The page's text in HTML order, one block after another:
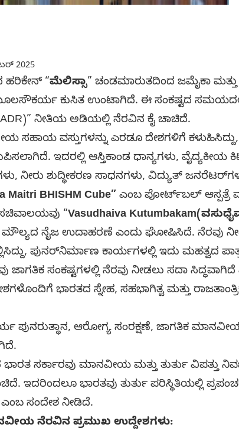
2025
ಹರಿಕೇನ್ “ಮೆಲಿಸ್ಸಾ” ಚಂಡಮಾರುತದಿಂದ ಜಮೈಕಾ ಮತ್ತು
ಮೂಲಸೌಕರ್ಯ ಕುಸಿತ ಉಂಟಾಗಿದೆ. ಈ ಸಂಕಷ್ಟದ
ನೀತಿಯ ಅಡಿಯಲ್ಲಿ ನೆರವಿನ ಕೈ ಚಾಚಿದೆ.
ಸಹಾಯ ವಸ್ತುಗಳನ್ನು ಎರಡೂ ದೇಶಗಳಿಗೆ
ಇದರಲ್ಲಿ ಆಸ್ತಿಕಾಂಡ ಧಾನ್ಯಗಳು,
ನೀರು ಶುದ್ಧೀಕರಣ ಸಾಧನಗಳು, ವಿದ್ಯುತ್
Maitri BHISHM Cube” ಎಂಬ ಪೋರ್ಟ್‌ಬಲ್ ಆಸ್ಪತ್ರೆ
“Vasudhaiva Kutumbakam
ನೈಜ ಉದಾಹರಣೆ ಎಂದು ಘೋಷಿಸಿದೆ. ನೆರವು
ಪುನರ್‌ನಿರ್ಮಾಣ ಕಾರ್ಯಗಳಲ್ಲಿ ಇದು ಮಹತ್ವದ
ಸಂಕಷ್ಟಗಳಲ್ಲಿ ನೆರವು ನೀಡಲು ಸದಾ
ಭಾರತದ ಸ್ನೇಹ, ಸಹಭಾಗಿತ್ವ ಮತ್ತು
ಆರೋಗ್ಯ ಸಂರಕ್ಷಣೆ, ಜಾಗತಿಕ
ಸರ್ಕಾರವು ಮಾನವೀಯ ಮತ್ತು ತುರ್ತು
ಇದರಿಂದಲೂ ಭಾರತವು ತುರ್ತು ಪರಿಸ್ಥಿತಿಯಲ್ಲಿ
ಸಂದೇಶ ನೀಡಿದೆ.
ನೆರವಿನ ಪ್ರಮುಖ ಉದ್ದೇಶಗಳು: